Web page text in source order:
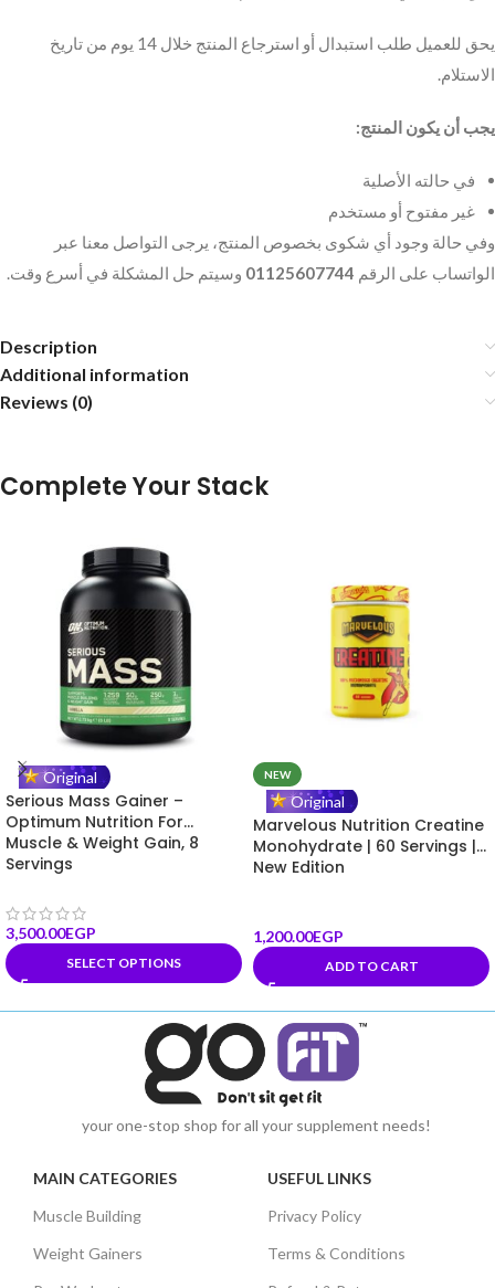
يحق للعميل طلب استبدال أو استرجاع المنتج خلال 14 يوم من تاريخ
الاستلام.
يجب أن يكون المنتج:
في حالته الأصلية
غير مفتوح أو مستخدم
وفي حالة وجود أي شكوى بخصوص المنتج، يرجى التواصل معنا عبر
الواتساب على الرقم 01125607744 وسيتم حل المشكلة في أسرع وقت.
Description
Additional information
Reviews (0)
Original
Serious Mass Gainer –
Optimum Nutrition For
Muscle & Weight Gain, 8
Servings
3,500.00EGP
SELECT OPTIONS
NEW
Original
Marvelous Nutrition Creatine
Monohydrate | 60 Servings |
New Edition
1,200.00EGP
ADD TO CART
your one-stop shop for all your supplement needs!
MAIN CATEGORIES
Muscle Building
Weight Gainers
USEFUL LINKS
Privacy Policy
Terms & Conditions